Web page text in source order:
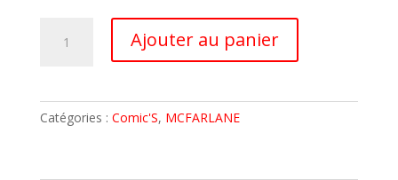
Tremor
Ajouter au panier
Catégories : Comic'S, MCFARLANE